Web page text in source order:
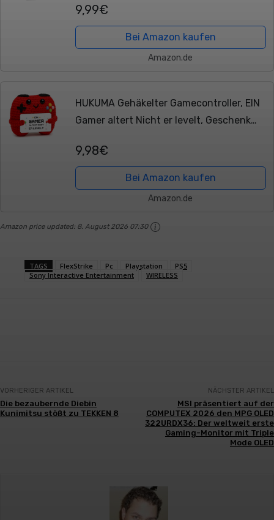
HDD, Konsole, Drucker, PC,...
9,99€
Bei Amazon kaufen
Amazon.de
HUKUMA Gehäkelter Gamecontroller, EIN
Gamer altert Nicht er levelt, Geschenk
Positive Plüsch,Lustige Kleines...
9,98€
Bei Amazon kaufen
Amazon.de
Amazon price updated: 8. August 2026 07:30
TAGS FlexStrike Pc Playstation
PS5
Sony Interactive Entertainment
WIRELESS
VORHERIGER ARTIKEL
Die bezaubernde Diebin
Kunimitsu stößt zu TEKKEN 8
NÄCHSTER ARTIKEL
MSI präsentiert auf der
COMPUTEX 2026 den MPG OLED
322URDX36: Der weltweit erste
Gaming-Monitor mit Triple
Mode OLED